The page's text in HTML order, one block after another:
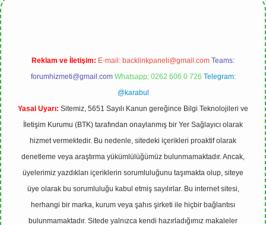
Reklam ve İletişim: E-mail: backlinkpaneli@gmail.com Teams:
forumhizmeti@gmail.com Whatsapp: 0262 606 0 726 Telegram:
@karabul
Yasal Uyarı: Sitemiz, 5651 Sayılı Kanun gereğince Bilgi Teknolojileri ve
İletişim Kurumu (BTK) tarafından onaylanmış bir Yer Sağlayıcı olarak
hizmet vermektedir. Bu nedenle, sitedeki içerikleri proaktif olarak
denetleme veya araştırma yükümlülüğümüz bulunmamaktadır. Ancak,
üyelerimiz yazdıkları içeriklerin sorumluluğunu taşımakta olup, siteye
üye olarak bu sorumluluğu kabul etmiş sayılırlar. Bu internet sitesi,
herhangi bir marka, kurum veya şahıs şirketi ile hiçbir bağlantısı
bulunmamaktadır. Sitede yalnızca kendi hazırladığımız makaleler